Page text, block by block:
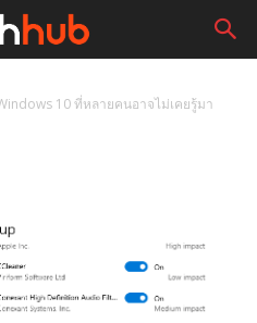
10 ที่หลายคนอาจไม่เคยรู้มา